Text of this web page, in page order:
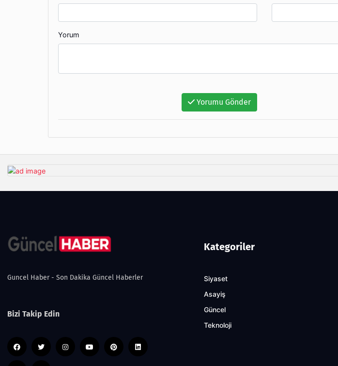
Yorum
Yorumu Gönder
Guncel Haber - Son Dakika Güncel Haberler
Bizi Takip Edin
Kategoriler
Siyaset
Asayiş
Güncel
Teknoloji